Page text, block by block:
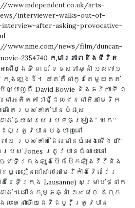
www.independent.co.uk/arts-
interviewer-walks-out-of-
interview-after-asking-provocative-
www.nme.com/news/film/duncan-
2354740 មុន
បន្ទាប់
កុមារភាពនិងជីវិត
ើតនៅថ្ងៃទី ៣០ ខែឧសភាឆ្នាំ ១៩៧១
ក្រុងឡុងដ៍។ គាត់គឺជាកូនតែមួយគត់
ាញគឺ David Bowie និងភរិយាទី ១
ជាអតីតតារាម៉ូដែលជនជាតិអាមេរិក
ណើតរបស់គាត់បានបំផុស
ត់ឱ្យសរសេរបទចម្រៀង“ ឃុក”
ែលត្រូវបានបង្ហាញនៅ
របស់គាត់ដែលមានចំណងជើងថា“
ពរបស់ Jones ត្រូវបានចំណាយនៅ
ជាទីក្រុងឡុងប៊ែកប៊ែកឡាំងវីវីនិង
រៀននៅសាលាអាមេរិកាំងវ៉ែលវែរ
នៃទីក្រុង Lausanne) សម្រាប់ថ្នាក់
។ នៅខែកុម្ភៈឆ្នាំ ១៩៨០ ឪពុក
លះគ្នាហើយដេវីដបូវីត្រូវបាន